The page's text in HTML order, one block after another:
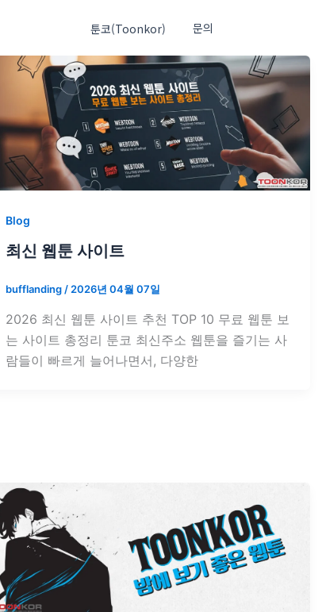
툰코(Toonkor) 문의
Blog
최신 웹툰 사이트
bufflanding / 2026년 04월 07일
2026 최신 웹툰 사이트 추천 TOP 10 무료 웹툰 보
는 사이트 총정리 툰코 최신주소 웹툰을 즐기는 사
람들이 빠르게 늘어나면서, 다양한